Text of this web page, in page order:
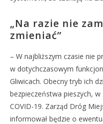
„Na razie nie
zmieniać”
– W najbliższym czasie nie
w dotychczasowym
Gliwicach. Obecny tryb ich
bezpieczeństwa pieszych,
COVID-19. Zarząd Dróg
informował będzie o